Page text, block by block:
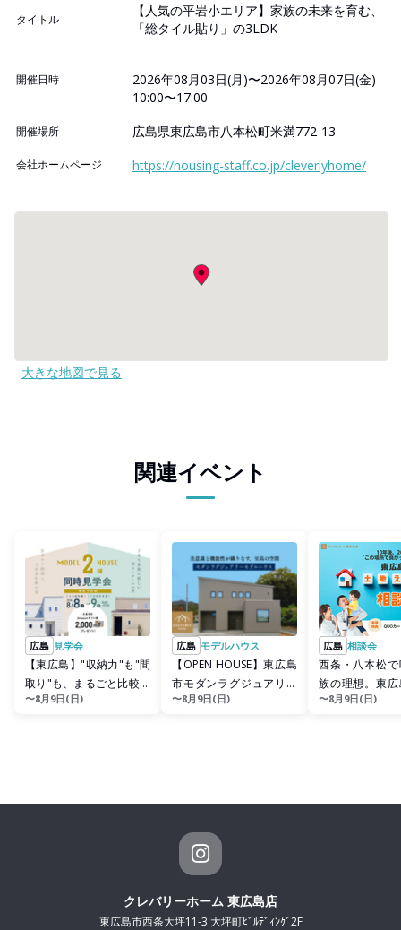
タイトル
【人気の平岩小エリア】家族の未来を育む、
「総タイル貼り」の3LDK
開催日時
2026年08月03日(月)〜2026年08月07日(金)
10:00〜17:00
開催場所 広島県東広島市八本松町米満772-13
会社ホームページ https://housing-staff.co.jp/cleverlyhome/
大きな地図で見る
関連イベント
広島 見学会
【東広島】"収納力"も"間
取り"も、まるごと比較で
きる 2棟同時見学会
〜8月9日(日)
広島 モデルハウス
【OPEN HOUSE】東広島
市モダンラグジュアリー
ハウス
〜8月9日(日)
広島 相談会
西条・八本松
族の理想。東
地えらび」相
〜8月9日(日)
クレバリーホーム 東広島店
東広島市西条大坪11-3 大坪町ﾋﾞﾙﾃﾞｨﾝｸﾞ2F